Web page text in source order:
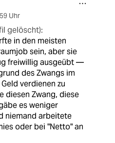
Uhr
gelöscht):
in den meisten
sein, aber sie
freiwillig ausgeübt —
des Zwangs im
verdienen zu
diesen Zwang, diese
es weniger
niemand arbeitete
oder bei "Netto" an